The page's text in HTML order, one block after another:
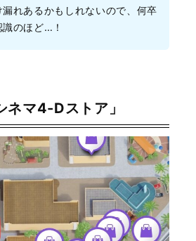
漏れあるかもしれないので、何卒
識のほど…！
マ4-Dストア」